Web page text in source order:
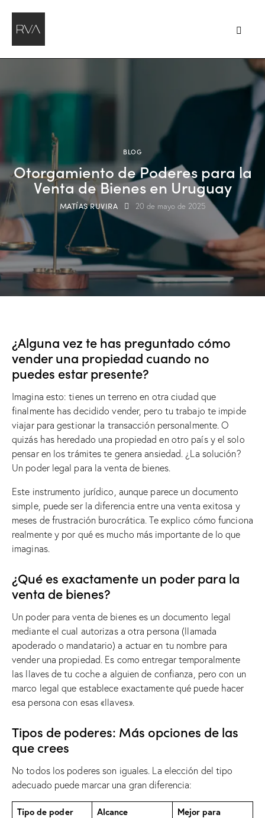
BLOG
Otorgamiento de Poderes para la
Venta de Bienes en Uruguay
MATÍAS RUVIRA 20 de mayo de 2025
¿Alguna vez te has preguntado cómo
vender una propiedad cuando no
puedes estar presente?
Imagina esto: tienes un terreno en otra ciudad que
finalmente has decidido vender, pero tu trabajo te impide
viajar para gestionar la transacción personalmente. O
quizás has heredado una propiedad en otro país y el solo
pensar en los trámites te genera ansiedad. ¿La solución?
Un poder legal para la venta de bienes.
Este instrumento jurídico, aunque parece un documento
simple, puede ser la diferencia entre una venta exitosa y
meses de frustración burocrática. Te explico cómo funciona
realmente y por qué es mucho más importante de lo que
imaginas.
¿Qué es exactamente un poder para la
venta de bienes?
Un poder para venta de bienes es un documento legal
mediante el cual autorizas a otra persona (llamada
apoderado o mandatario) a actuar en tu nombre para
vender una propiedad. Es como entregar temporalmente
las llaves de tu coche a alguien de confianza, pero con un
marco legal que establece exactamente qué puede hacer
esa persona con esas «llaves».
Tipos de poderes: Más opciones de las
que crees
No todos los poderes son iguales. La elección del tipo
adecuado puede marcar una gran diferencia:
Tipo de poder Alcance Mejor para